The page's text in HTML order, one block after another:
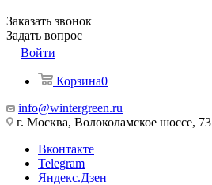
Заказать звонок
Задать вопрос
Войти
Корзина0
info@wintergreen.ru
г. Москва, Волоколамское шоссе, 73
Вконтакте
Telegram
Яндекс.Дзен